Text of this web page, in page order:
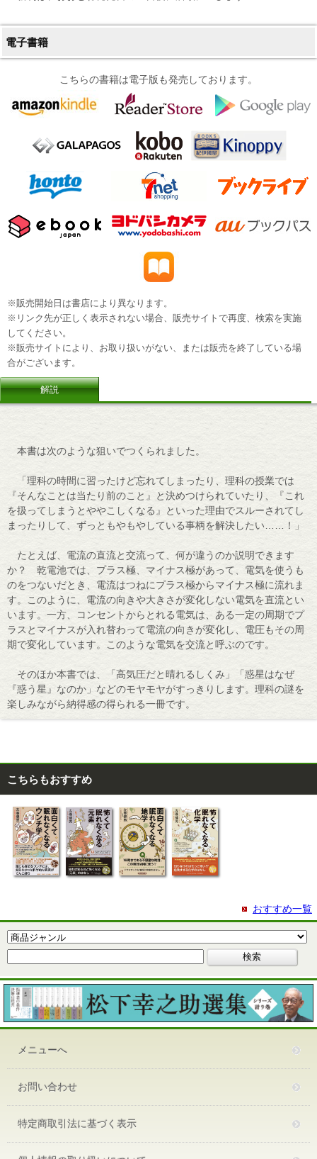
電子書籍
こちらの書籍は電子版も発売しております。
※販売開始日は書店により異なります。
※リンク先が正しく表示されない場合、販売サイトで再度、検索を実施
してください。
※販売サイトにより、お取り扱いがない、または販売を終了している場
合がございます。
解説
本書は次のような狙いでつくられました。
「理科の時間に習ったけど忘れてしまったり、理科の授業では
『そんなことは当たり前のこと』と決めつけられていたり、『これ
を扱ってしまうとややこしくなる』といった理由でスルーされてし
まったりして、ずっともやもやしている事柄を解決したい……！」
たとえば、電流の直流と交流って、何が違うのか説明できます
か？ 乾電池では、プラス極、マイナス極があって、電気を使うも
のをつないだとき、電流はつねにプラス極からマイナス極に流れま
す。このように、電流の向きや大きさが変化しない電気を直流とい
います。一方、コンセントからとれる電気は、ある一定の周期でプ
ラスとマイナスが入れ替わって電流の向きが変化し、電圧もその周
期で変化しています。このような電気を交流と呼ぶのです。
そのほか本書では、「高気圧だと晴れるしくみ」「惑星はなぜ
『惑う星』なのか」などのモヤモヤがすっきりします。理科の謎を
楽しみながら納得感の得られる一冊です。
こちらもおすすめ
おすすめ一覧
メニューへ
お問い合わせ
特定商取引法に基づく表示